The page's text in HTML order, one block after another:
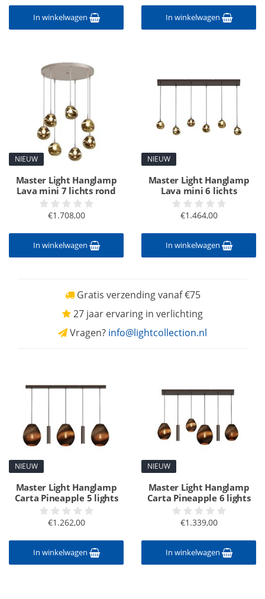
In winkelwagen In winkelwagen
NIEUW
Master Light Hanglamp
Lava mini 7 lichts rond
€1.708,00
In winkelwagen
NIEUW
Master Light Hanglamp
Lava mini 6 lichts
€1.464,00
In winkelwagen
Gratis verzending vanaf €75
27 jaar ervaring in verlichting
Vragen? info@lightcollection.nl
NIEUW
Master Light Hanglamp
Carta Pineapple 5 lights
€1.262,00
In winkelwagen
NIEUW
Master Light Hanglamp
Carta Pineapple 6 lights
€1.339,00
In winkelwagen